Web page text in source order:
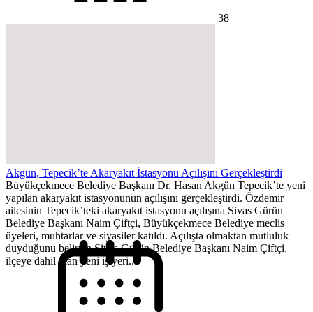
38
Akgün, Tepecik’te Akaryakıt İstasyonu Açılışını Gerçekleştirdi
Büyükçekmece Belediye Başkanı Dr. Hasan Akgün Tepecik’te yeni
yapılan akaryakıt istasyonunun açılışını gerçekleştirdi. Özdemir
ailesinin Tepecik’teki akaryakıt istasyonu açılışına Sivas Gürün
Belediye Başkanı Naim Çiftçi, Büyükçekmece Belediye meclis
üyeleri, muhtarlar ve siyasiler katıldı. Açılışta olmaktan mutluluk
duyduğunu belirten Sivas Gürün Belediye Başkanı Naim Çiftçi,
ilçeye dahil olan yeni iş yeri...